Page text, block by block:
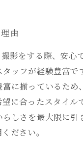
由
影をする際、安
ッフが経験豊富
に揃っているた
に合ったスタイ
しさを最大限に
ださい。